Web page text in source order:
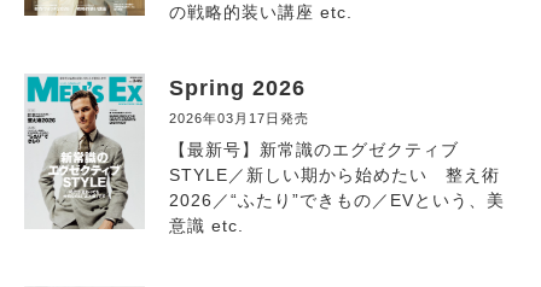
の戦略的装い講座 etc.
Spring 2026
2026年03月17日発売
【最新号】新常識のエグゼクティブ
STYLE／新しい期から始めたい 整え術
2026／“ふたり”できもの／EVという、美
意識 etc.